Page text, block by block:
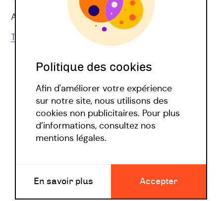
Approches corporelles
Toutes les techniques
Politique covid
Politique des cookies
Afin d'améliorer votre expérience
sur notre site, nous utilisons des
cookies non publicitaires. Pour plus
d’informations, consultez nos
mentions légales.
En savoir plus Accepter